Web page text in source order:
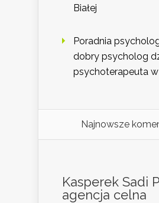
Białej
Poradnia
dobry psycholog
psychoterapeuta
Najnowsze
Kasperek Sadi
agencja celna